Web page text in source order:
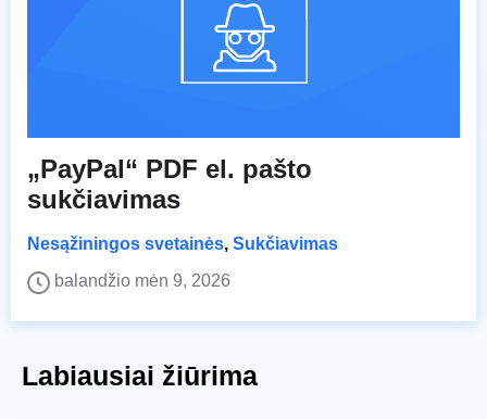
„PayPal“ PDF el. pašto
sukčiavimas
Nesąžiningos svetainės, Sukčiavimas
balandžio mėn 9, 2026
Labiausiai žiūrima